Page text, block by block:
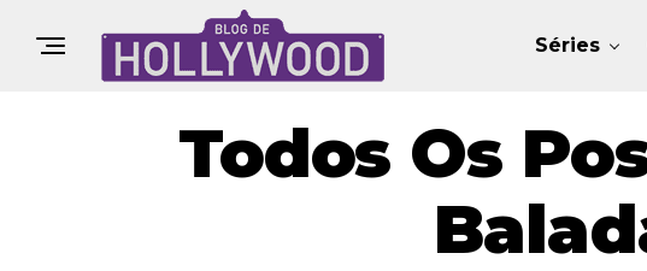
Séries
Todos Os